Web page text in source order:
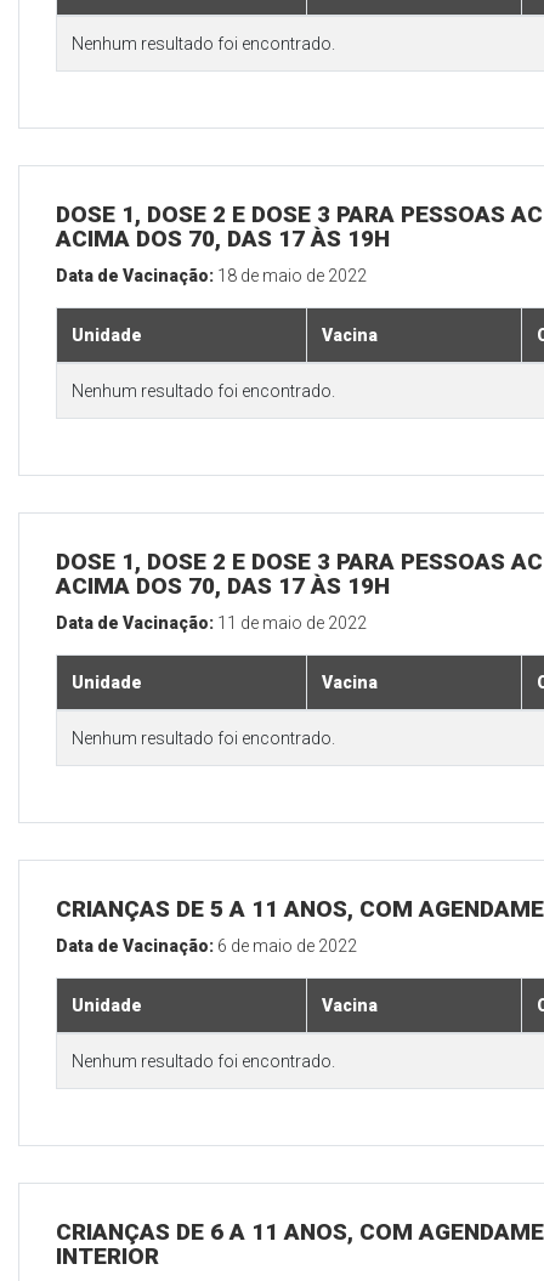
Nenhum resultado foi encontrado.
DOSE 1, DOSE 2 E DOSE 3 PARA PESSOAS
ACIMA DOS 70, DAS 17 ÀS 19H
Data de Vacinação: 18 de maio de 2022
Unidade Vacina
Nenhum resultado foi encontrado.
DOSE 1, DOSE 2 E DOSE 3 PARA PESSOAS
ACIMA DOS 70, DAS 17 ÀS 19H
Data de Vacinação: 11 de maio de 2022
Unidade Vacina
Nenhum resultado foi encontrado.
CRIANÇAS DE 5 A 11 ANOS, COM
Data de Vacinação: 6 de maio de 2022
Unidade Vacina
Nenhum resultado foi encontrado.
CRIANÇAS DE 6 A 11 ANOS, COM
INTERIOR